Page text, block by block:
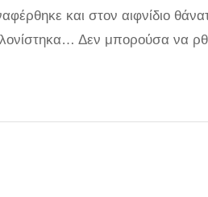
και στον αιφνίδιο
Δεν μπορούσα να
μας, ότι ο Παντελής
«έφυγε» πικραμένος